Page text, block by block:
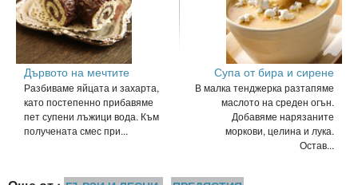
Дървото на мечтите
Разбиваме яйцата и захарта,
като постепенно прибавяме
пет супени лъжици вода. Към
получената смес при...
Супа от бира и сирене
В малка тенджерка разтапяме
маслото на среден огън.
Добавяме нарязаните
моркови, целина и лука.
Остав...